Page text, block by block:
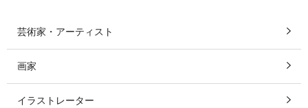
芸術家・アーティスト
画家
イラストレーター